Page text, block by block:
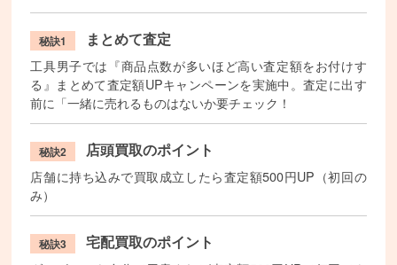
秘訣1 まとめて査定
工具男子では『商品点数が多いほど高い査定額をお付けす
る』まとめて査定額UPキャンペーンを実施中。査定に出す
前に「一緒に売れるものはないか要チェック！
秘訣2 店頭買取のポイント
店舗に持ち込みで買取成立したら査定額500円UP（初回の
み）
秘訣3 宅配買取のポイント